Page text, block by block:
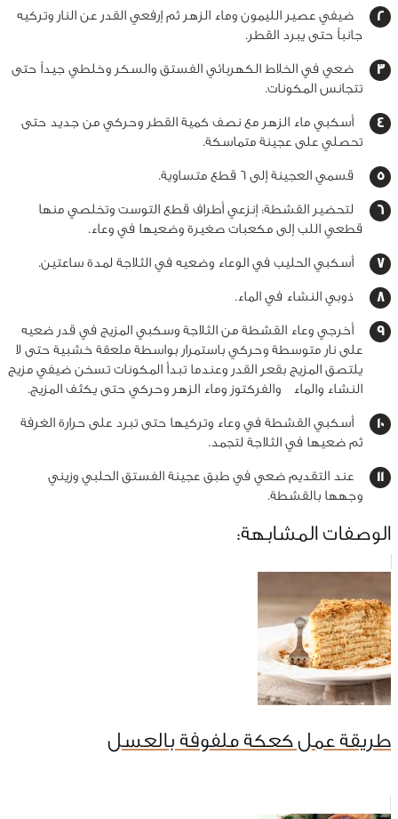
ضيفي عصير الليمون وماء الزهر ثم إرفعي القدر عن النار وتركيه
جانباً حتى يبرد القطر.
ضعي في الخلاط الكهربائي الفستق والسكر وخلطي جيداً حتى
تتجانس المكونات.
أسكبي ماء الزهر مع نصف كمية القطر وحركي من جديد حتى
تحصلي على عجينة متماسكة.
قسمي العجينة إلى 6 قطع متساوية.
لتحضير القشطة: إنزعي أطراف قطع التوست وتخلصي منها
قطعي اللب إلى مكعبات صغيرة وضعيها في وعاء.
أسكبي الحليب في الوعاء وضعيه في الثلاجة لمدة ساعتين.
ذوبي النشاء في الماء.
أخرجي وعاء القشطة من الثلاجة وسكبي المزيج في قدر ضعيه
على نار متوسطة وحركي باستمرار بواسطة ملعقة خشبية حتى لا
يلتصق المزيج بقعر القدر وعندما تبدأ المكونات تسخن ضيفي مزيج
النشاء والماء والفركتوز وماء الزهر وحركي حتى يكثف المزيج.
أسكبي القشطة في وعاء وتركيها حتى تبرد على حرارة الغرفة
ثم ضعيها في الثلاجة لتجمد.
عند التقديم ضعي في طبق عجينة الفستق الحلبي وزيني
وجهها بالقشطة.
الوصفات المشابهة:
طريقة عمل كعكة ملفوفة بالعسل